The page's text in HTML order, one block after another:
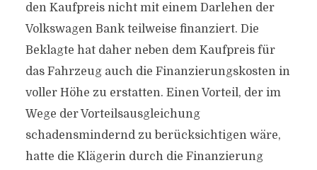
den Kaufpreis nicht mit einem Darlehen der
Volkswagen Bank teilweise finanziert. Die
Beklagte hat daher neben dem Kaufpreis für
das Fahrzeug auch die Finanzierungskosten in
voller Höhe zu erstatten. Einen Vorteil, der im
Wege der Vorteilsausgleichung
schadensmindernd zu berücksichtigen wäre,
hatte die Klägerin durch die Finanzierung